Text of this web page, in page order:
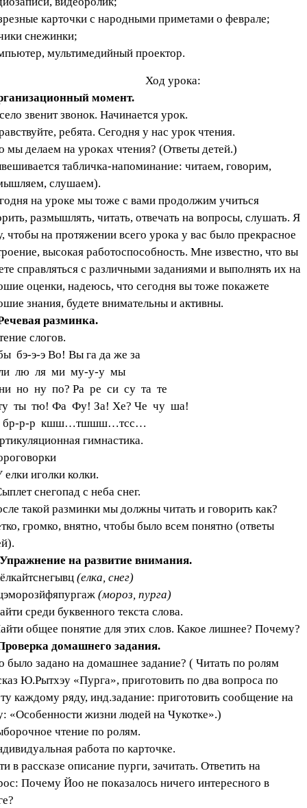
карточки с народными приметами о феврале;
снежинки;
мультимедийный проектор.
Ход урока:
момент.
звенит звонок. Начинается урок.
ребята. Сегодня у нас урок чтения.
мы делаем на уроках чтения? (Ответы детей.)
табличка-напоминание: читаем, говорим,
слушаем).
на уроке мы тоже с вами продолжим учиться
размышлять, читать, отвечать на вопросы, слушать. Я
чтобы на протяжении всего урока у вас было прекрасное
высокая работоспособность. Мне известно, что вы
справляться с различными заданиями и выполнять их на
оценки, надеюсь, что сегодня вы тоже покажете
знания, будете внимательны и активны.
разминка.
слогов.
бэ-э-э Во! Вы га да же за
лю ля ми му-у-у мы
но ну по? Ра ре си су та те
ты тю! Фа Фу! За! Хе? Че чу ша!
р-р кшш…тшшш…тсс…
гимнастика.
елки иголки колки.
снегопад с неба снег.
такой разминки мы должны читать и говорить как?
громко, внятно, чтобы было всем понятно (ответы
на развитие внимания.
(елка, снег)
(мороз, пурга)
среди буквенного текста слова.
общее понятие для этих слов. Какое лишнее? Почему?
домашнего задания.
было задано на домашнее задание? ( Читать по ролям
Ю.Рытхэу «Пурга», приготовить по два вопроса по
каждому ряду, инд.задание: приготовить сообщение на
«Особенности жизни людей на Чукотке».)
чтение по ролям.
работа по карточке.
в рассказе описание пурги, зачитать. Ответить на
Почему Йоо не показалось ничего интересного в